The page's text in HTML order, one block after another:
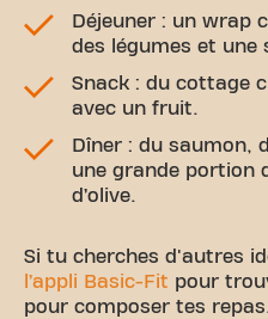
Déjeuner : un wrap
des légumes et une
Snack : du cottage
avec un fruit.
Dîner : du saumon,
une grande portion
d’olive.
Si tu cherches d'autres
l’appli Basic-Fit pour
pour composer tes